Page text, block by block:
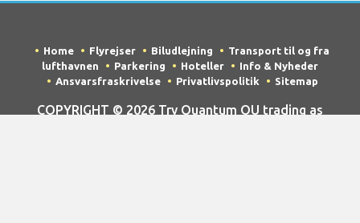
Home Flyrejser Biludlejning
Transport til og fra
lufthavnen
Parkering Hoteller
Info & Nyheder
Ansvarsfraskrivelse
Privatlivspolitik Sitemap
COPYRIGHT © 2026 Try Quantum OU trading as